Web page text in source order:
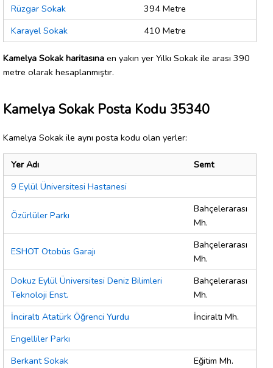
Rüzgar Sokak
394 Metre
Karayel Sokak
410 Metre
Kamelya Sokak haritasına en yakın yer Yılkı Sokak ile arası 390
metre olarak hesaplanmıştır.
Kamelya Sokak Posta Kodu 35340
Kamelya Sokak ile aynı posta kodu olan yerler:
Yer Adı
Semt
9 Eylül Üniversitesi Hastanesi
Özürlüler Parkı
Bahçelerarası
Mh.
ESHOT Otobüs Garajı
Bahçelerarası
Mh.
Dokuz Eylül Üniversitesi Deniz Bilimleri
Teknoloji Enst.
Bahçelerarası
Mh.
İnciraltı Atatürk Öğrenci Yurdu
İnciraltı Mh.
Engelliler Parkı
Berkant Sokak
Eğitim Mh.